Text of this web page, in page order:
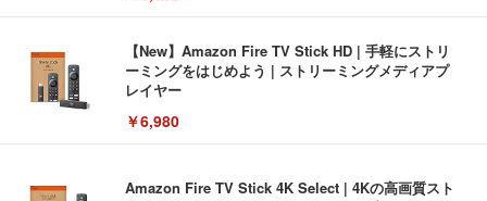
【New】Amazon Fire TV Stick HD | 手軽にストリ
ーミングをはじめよう | ストリーミングメディアプ
レイヤー
￥6,980
Amazon Fire TV Stick 4K Select | 4Kの高画質スト